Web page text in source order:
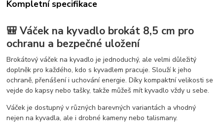
Kompletní specifikace
🎒 Váček na kyvadlo brokát 8,5 cm pro
ochranu a bezpečné uložení
Brokátový váček na kyvadlo je jednoduchý, ale velmi důležitý
doplněk pro každého, kdo s kyvadlem pracuje. Slouží k jeho
ochraně, přenášení i uchování energie. Díky kompaktní velikosti se
vejde do kapsy nebo tašky, takže můžeš mít kyvadlo vždy u sebe.
Váček je dostupný v různých barevných variantách a vhodný
nejen na kyvadla, ale i drobné kameny nebo talismany.